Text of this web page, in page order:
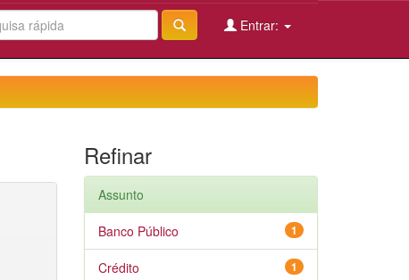
Entrar:
Refinar
Assunto
1
Banco Público
1
Crédito